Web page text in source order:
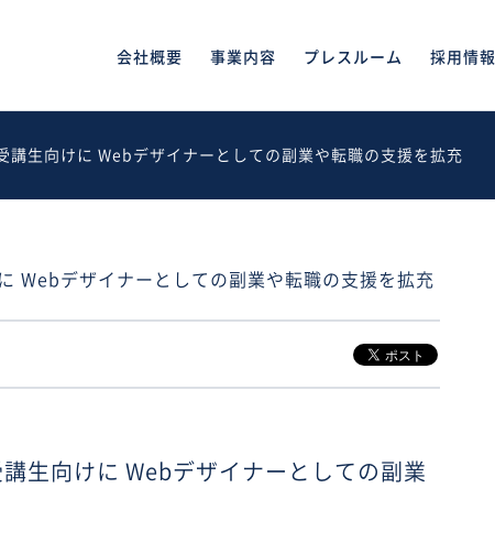
会社概要 事業内容 プレスルーム 採用情報
生向けに Webデザイナーとしての副業や転職の支援を拡充
Webデザイナーとしての副業や転職の支援を拡充
生向けに Webデザイナーとしての副業